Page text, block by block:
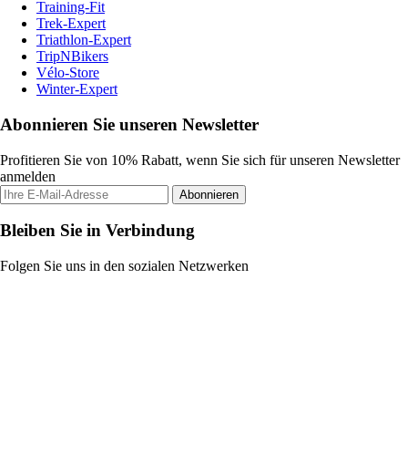
Training-Fit
Trek-Expert
Triathlon-Expert
TripNBikers
Vélo-Store
Winter-Expert
Abonnieren Sie unseren Newsletter
Profitieren Sie von 10% Rabatt, wenn Sie sich für unseren Newsletter
anmelden
Abonnieren
Bleiben Sie in Verbindung
Folgen Sie uns in den sozialen Netzwerken